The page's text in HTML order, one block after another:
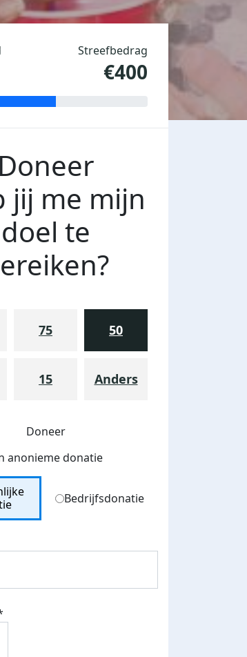
Streefbedrag
€400
Doneer
jij me mijn
doel te
75 50
15 Anders
Doneer
anonieme donatie
Bedrijfsdonatie